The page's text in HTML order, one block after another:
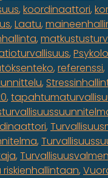
koordinaattori
Laatu
referenssi
riskienhallintaan